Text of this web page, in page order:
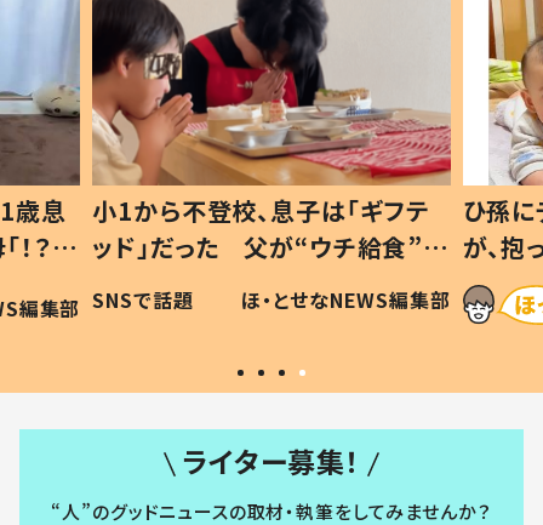
歳息
？」
編集部
小1から不登校、息子は「ギフテ
ッド」だった 父が“ウチ給食”を
作り続ける理由とは #令和の親
#令和の子
SNSで話題 ほ・とせなNEWS編集部
ひ孫
が、
「涙が
い」
ライター募集！
“人”のグッドニュースの取材・執筆をしてみませんか？